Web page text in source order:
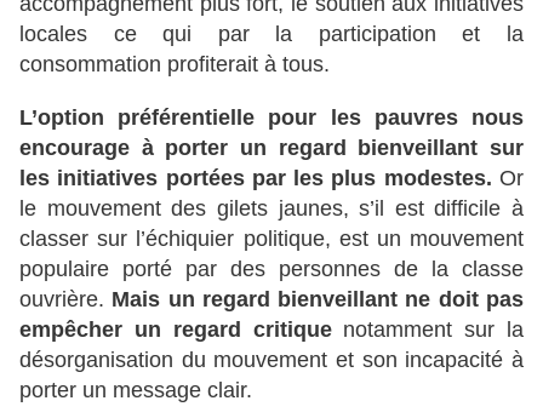
locales ce qui par la participation et la
consommation profiterait à tous.
L’option préférentielle pour les pauvres nous
encourage à porter un regard bienveillant sur
les initiatives portées par les plus modestes. Or
le mouvement des gilets jaunes, s’il est difficile à
classer sur l’échiquier politique, est un mouvement
populaire porté par des personnes de la classe
ouvrière. Mais un regard bienveillant ne doit pas
empêcher un regard critique notamment sur la
désorganisation du mouvement et son incapacité à
porter un message clair.